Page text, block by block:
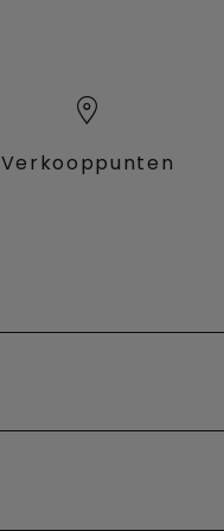
Verkooppunten